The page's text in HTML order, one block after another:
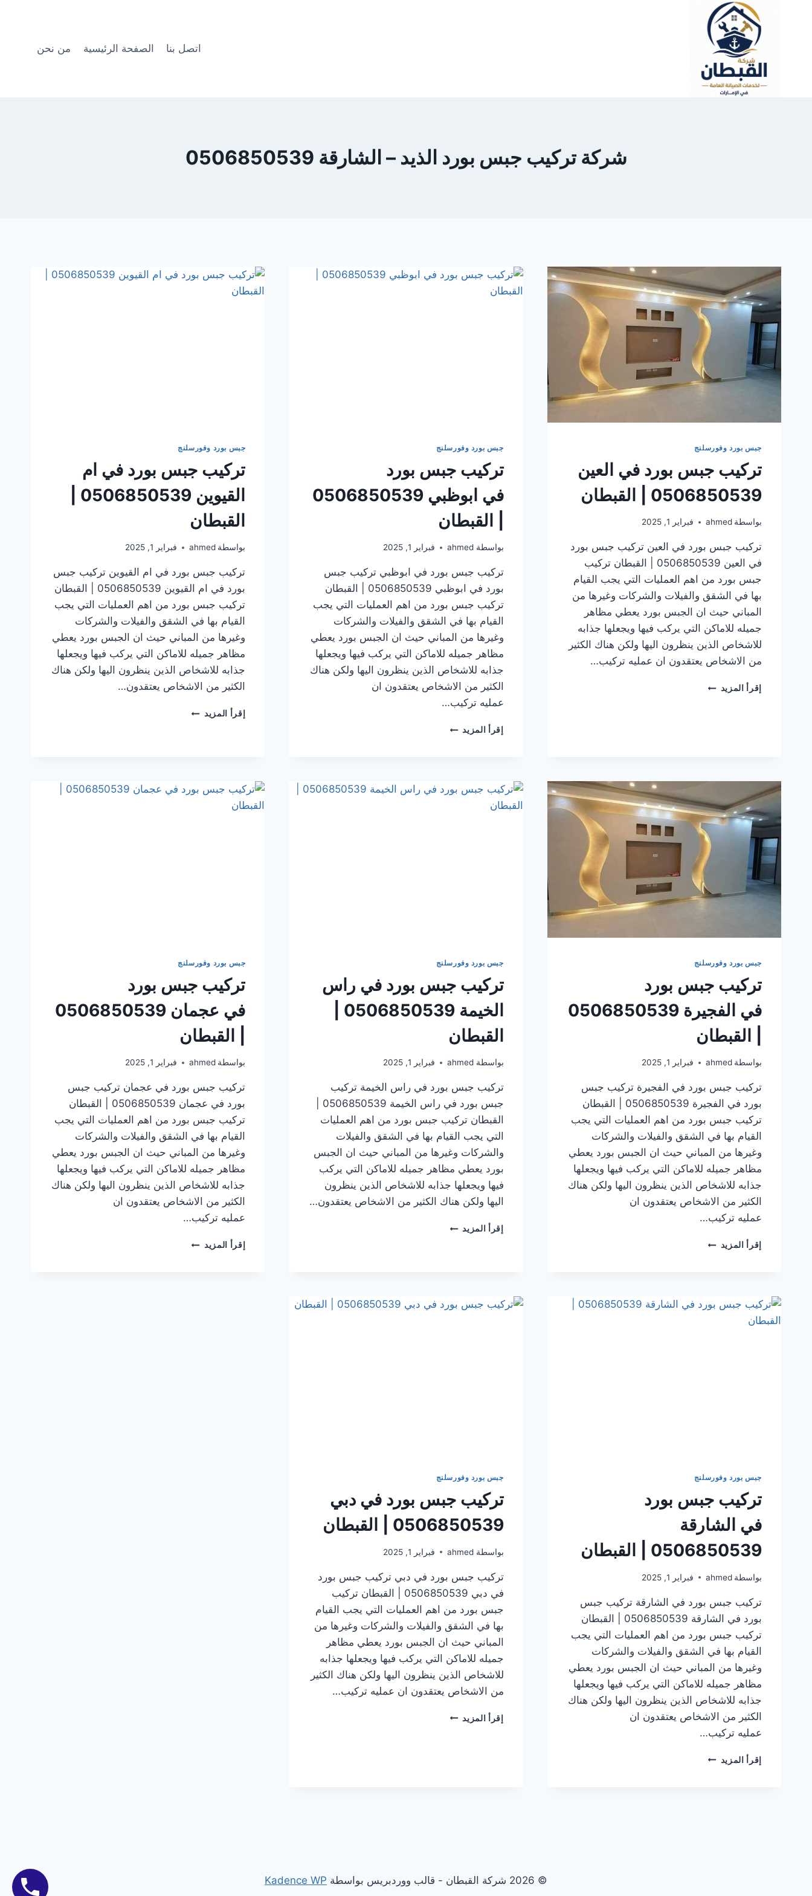
اتصل بنا الصفحة الرئيسية من نحن
شركة تركيب جبس بورد الذيد – الشارقة 0506850539
جبس بورد وفورسلنج
تركيب جبس بورد في العين
0506850539 | القبطان
بواسطة ahmed فبراير 1, 2025
تركيب جبس بورد في العين تركيب جبس بورد
في العين 0506850539 | القبطان تركيب
جبس بورد من اهم العمليات التي يجب القيام
بها في الشقق والفيلات والشركات وغيرها من
المباني حيث ان الجبس بورد يعطي مظاهر
جميله للاماكن التي يركب فيها ويجعلها جذابه
للاشخاص الذين ينظرون اليها ولكن هناك الكثير
من الاشخاص يعتقدون ان عمليه تركيب…
إقرأ المزيد تركيب
جبس بورد وفورسلنج
تركيب جبس بورد
في ابوظبي 0506850539
| القبطان
بواسطة ahmed فبراير 1, 2025
تركيب جبس بورد في ابوظبي تركيب جبس
بورد في ابوظبي 0506850539 | القبطان
تركيب جبس بورد من اهم العمليات التي يجب
القيام بها في الشقق والفيلات والشركات
وغيرها من المباني حيث ان الجبس بورد يعطي
مظاهر جميله للاماكن التي يركب فيها ويجعلها
جذابه للاشخاص الذين ينظرون اليها ولكن هناك
الكثير من الاشخاص يعتقدون ان
عمليه تركيب…
إقرأ المزيد تركيب
|
جبس بورد وفورسلنج
تركيب جبس بورد في ام
القبطان
بواسطة ahmed فبراير 1, 2025
تركيب جبس بورد في ام القيوين تركيب جبس
بورد في ام القيوين 0506850539 | القبطان
تركيب جبس بورد من اهم العمليات التي يجب
القيام بها في الشقق والفيلات والشركات
وغيرها من المباني حيث ان الجبس بورد يعطي
مظاهر جميله للاماكن التي يركب فيها ويجعلها
جذابه للاشخاص الذين ينظرون اليها ولكن هناك
الكثير من الاشخاص يعتقدون…
إقرأ المزيد تركيب
جبس بورد وفورسلنج
تركيب جبس بورد
في الفجيرة 0506850539
| القبطان
بواسطة ahmed فبراير 1, 2025
تركيب جبس بورد في الفجيرة تركيب جبس
بورد في الفجيرة 0506850539 | القبطان
تركيب جبس بورد من اهم العمليات التي يجب
القيام بها في الشقق والفيلات والشركات
وغيرها من المباني حيث ان الجبس بورد يعطي
مظاهر جميله للاماكن التي يركب فيها ويجعلها
جذابه للاشخاص الذين ينظرون اليها ولكن هناك
الكثير من الاشخاص يعتقدون ان
عمليه تركيب…
إقرأ المزيد تركيب
|
جبس بورد وفورسلنج
تركيب جبس بورد في راس
القبطان
بواسطة ahmed فبراير 1, 2025
تركيب جبس بورد في راس الخيمة تركيب
القبطان تركيب جبس بورد من اهم العمليات
التي يجب القيام بها في الشقق والفيلات
والشركات وغيرها من المباني حيث ان الجبس
بورد يعطي مظاهر جميله للاماكن التي يركب
فيها ويجعلها جذابه للاشخاص الذين ينظرون
اليها ولكن هناك الكثير من الاشخاص يعتقدون…
إقرأ المزيد تركيب
جبس بورد وفورسلنج
تركيب جبس بورد
في عجمان 0506850539
| القبطان
بواسطة ahmed فبراير 1, 2025
تركيب جبس بورد في عجمان تركيب جبس
بورد في عجمان 0506850539 | القبطان
تركيب جبس بورد من اهم العمليات التي يجب
القيام بها في الشقق والفيلات والشركات
وغيرها من المباني حيث ان الجبس بورد يعطي
مظاهر جميله للاماكن التي يركب فيها ويجعلها
جذابه للاشخاص الذين ينظرون اليها ولكن هناك
الكثير من الاشخاص يعتقدون ان
عمليه تركيب…
إقرأ المزيد تركيب
جبس بورد وفورسلنج
تركيب جبس بورد
في الشارقة
0506850539 | القبطان
بواسطة ahmed فبراير 1, 2025
تركيب جبس بورد في الشارقة تركيب جبس
بورد في الشارقة 0506850539 | القبطان
تركيب جبس بورد من اهم العمليات التي يجب
القيام بها في الشقق والفيلات والشركات
وغيرها من المباني حيث ان الجبس بورد يعطي
مظاهر جميله للاماكن التي يركب فيها ويجعلها
جذابه للاشخاص الذين ينظرون اليها ولكن هناك
الكثير من الاشخاص يعتقدون ان
عمليه تركيب…
إقرأ المزيد تركيب
جبس بورد وفورسلنج
تركيب جبس بورد في دبي
0506850539 | القبطان
بواسطة ahmed فبراير 1, 2025
تركيب جبس بورد في دبي تركيب جبس بورد
في دبي 0506850539 | القبطان تركيب
جبس بورد من اهم العمليات التي يجب القيام
بها في الشقق والفيلات والشركات وغيرها من
المباني حيث ان الجبس بورد يعطي مظاهر
جميله للاماكن التي يركب فيها ويجعلها جذابه
للاشخاص الذين ينظرون اليها ولكن هناك الكثير
من الاشخاص يعتقدون ان عمليه تركيب…
إقرأ المزيد تركيب
© 2026 شركة القبطان - قالب ووردبريس بواسطة Kadence WP